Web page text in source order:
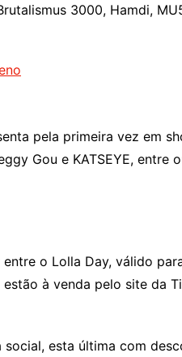
3000, Hamdi,
pela primeira vez em
Gou e KATSEYE, entre
o Lolla Day, válido
à venda pelo site da
esta última com